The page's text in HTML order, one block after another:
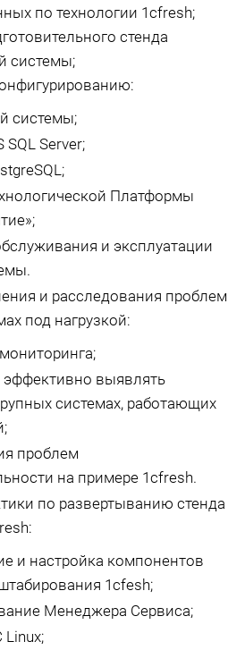
по технологии 1cfresh;
стенда
системы;
системы;
SQL Server;
Платформы
и эксплуатации
и расследования проблем
под нагрузкой:
эффективно выявлять
системах, работающих
проблем
на примере 1cfresh.
по развертыванию стенда
и настройка компонентов
1cfesh;
Менеджера Сервиса;
Linux;